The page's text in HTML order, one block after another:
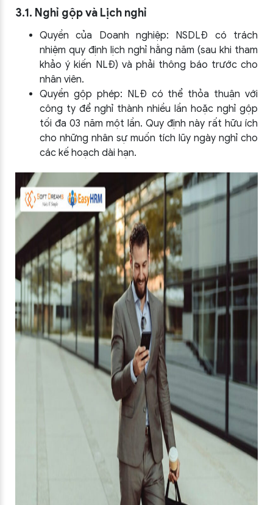
3.1. Nghỉ gộp và Lịch nghỉ
Quyền của Doanh nghiệp: NSDLĐ có trách
nhiệm quy định lịch nghỉ hằng năm (sau khi tham
khảo ý kiến NLĐ) và phải thông báo trước cho
nhân viên.
Quyền gộp phép: NLĐ có thể thỏa thuận với
công ty để nghỉ thành nhiều lần hoặc nghỉ gộp
tối đa 03 năm một lần. Quy định này rất hữu ích
cho những nhân sự muốn tích lũy ngày nghỉ cho
các kế hoạch dài hạn.